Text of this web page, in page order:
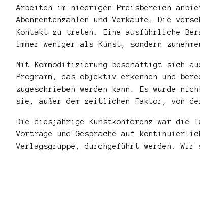
Arbeiten im niedrigen Preisbereich
Abonnentenzahlen und Verkäufe. Die
Kontakt zu treten. Eine ausführliche
immer weniger als Kunst, sondern
Mit Kommodifizierung beschäftigt sich
Programm, das objektiv erkennen und
zugeschrieben werden kann. Es wurde
sie, außer dem zeitlichen Faktor, von
Die diesjährige Kunstkonferenz war die
Vorträge und Gespräche auf kontinuierlich
Verlagsgruppe, durchgeführt werden. Wir